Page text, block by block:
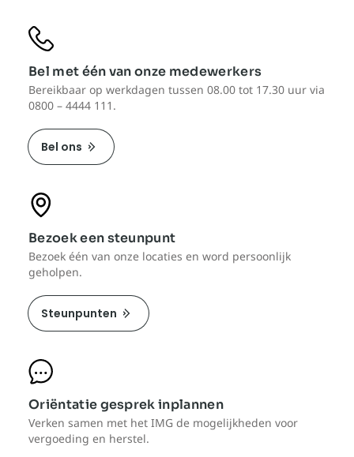
Bel met één van onze medewerkers
Bereikbaar op werkdagen tussen 08.00 tot 17.30 uur via
0800 – 4444 111.
Bel ons
Bezoek een steunpunt
Bezoek één van onze locaties en word persoonlijk
geholpen.
Steunpunten
Oriëntatie gesprek inplannen
Verken samen met het IMG de mogelijkheden voor
vergoeding en herstel.